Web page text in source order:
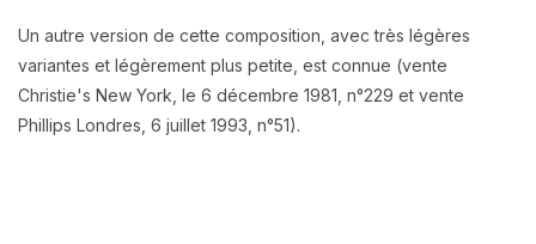
Un autre version de cette composition, avec très légères
variantes et légèrement plus petite, est connue (vente
Christie's New York, le 6 décembre 1981, n°229 et vente
Phillips Londres, 6 juillet 1993, n°51).